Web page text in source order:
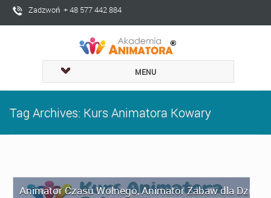
Zadzwoń + 48 577 442 884
MENU
Tag Archives: Kurs Animatora Kowary
Animator Czasu Wolnego,Animator Zabaw dla Dzieci